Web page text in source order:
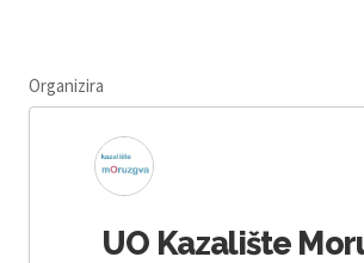
Organizira
UO Kazalište